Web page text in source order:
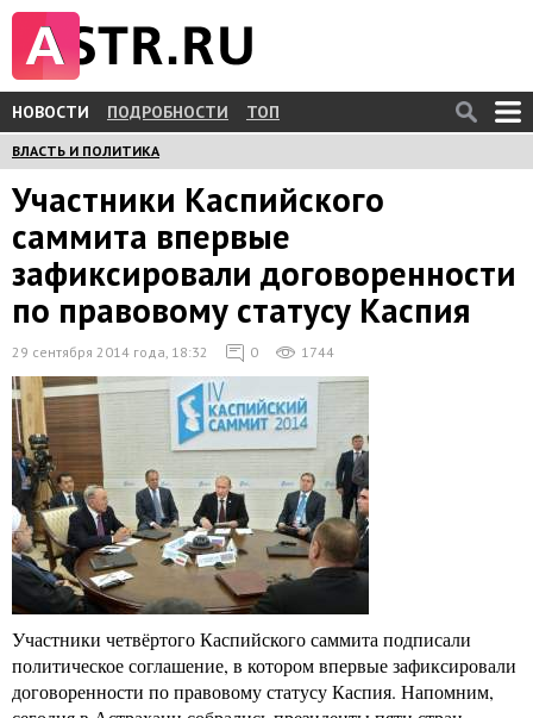
НОВОСТИ ПОДРОБНОСТИ ТОП
ВЛАСТЬ И ПОЛИТИКА
Участники Каспийского
саммита впервые
зафиксировали договоренности
по правовому статусу Каспия
29 сентября 2014 года, 18:32 0 1744
Участники четвёртого Каспийского саммита подписали
политическое соглашение, в котором впервые зафиксировали
договоренности по правовому статусу Каспия. Напомним,